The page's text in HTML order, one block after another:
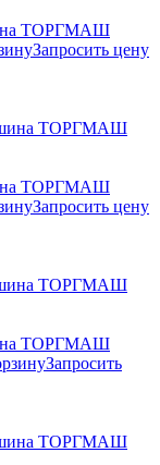
ТОРГМАШ
Запросить цену
ТОРГМАШ
Запросить цену
ТОРГМАШ
Запросить